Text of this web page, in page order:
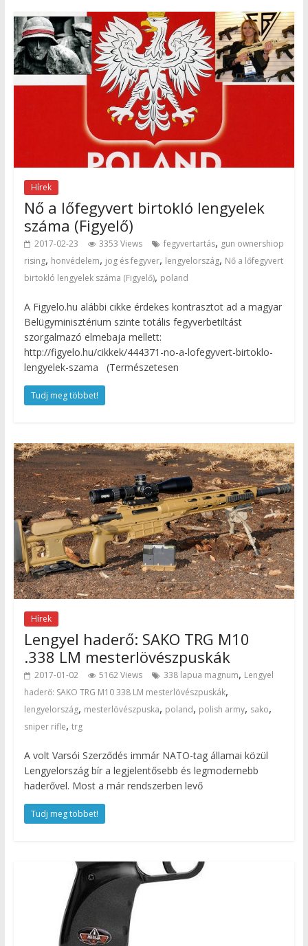
Hírek
Nő a lőfegyvert birtokló lengyelek
száma (Figyelő)
2017-02-23 3353 Views fegyvertartás, gun ownershiop
rising, honvédelem, jog és fegyver, lengyelország, Nő a lőfegyvert
birtokló lengyelek száma (Figyelő), poland
A Figyelo.hu alábbi cikke érdekes kontrasztot ad a magyar
Belügyminisztérium szinte totális fegyverbetiltást
szorgalmazó elmebaja mellett:
http://figyelo.hu/cikkek/444371-no-a-lofegyvert-birtoklo-
lengyelek-szama (Természetesen
Tudj meg többet!
Hírek
Lengyel haderő: SAKO TRG M10
.338 LM mesterlövészpuskák
2017-01-02 5162 Views 338 lapua magnum, Lengyel
haderő: SAKO TRG M10 338 LM mesterlövészpuskák,
lengyelország, mesterlövészpuska, poland, polish army, sako,
sniper rifle, trg
A volt Varsói Szerződés immár NATO-tag államai közül
Lengyelország bír a legjelentősebb és legmodernebb
haderővel. Most a már rendszerben levő
Tudj meg többet!